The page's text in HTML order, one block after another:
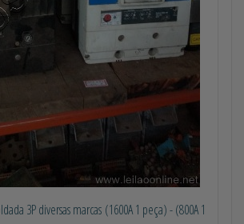
3P diversas marcas (1600A 1 peça) - (800A 1